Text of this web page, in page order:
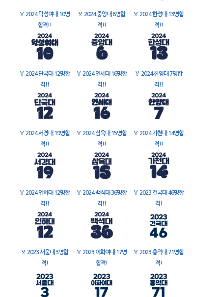
🏅 2024 덕성여대 10명
합격!!
🏅 2024 중앙대 6명합
격!!
🏅 2024 한성대 13명합
격!!
🏅 2024 단국대 12명합
격!!
🏅 2024 연세대 16명합
격!!
🏅 2024 한양대 7명합
격!!
🏅 2024 서경대 19명합
격!!
🏅 2024 삼육대 15명합
격!!
🏅 2024 가천대 14명합
격!!
🏅 2024 인하대 12명합
격!!
🏅 2024 백석대 36명합
격!!
🏅 2023 건국대 46명합
격!
🏅 2023 서울대 3명합
격!
🏅 2023 이화여대 17명
합격!
🏅 2023 홍익대 71명합
격!